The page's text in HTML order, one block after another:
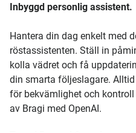
Inbyggd personlig assistent.
Hantera din dag enkelt med
röstassistenten. Ställ in
kolla vädret och få
din smarta följeslagare.
för bekvämlighet och
av Bragi med OpenAI.